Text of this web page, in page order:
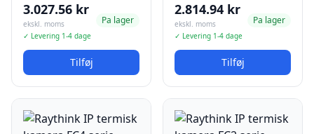
3.027.56 kr
ekskl. moms
✓ Levering 1-4 dage
Pa lager
Tilføj
2.814.94 kr
ekskl. moms
✓ Levering 1-4 dage
Pa lager
Tilføj